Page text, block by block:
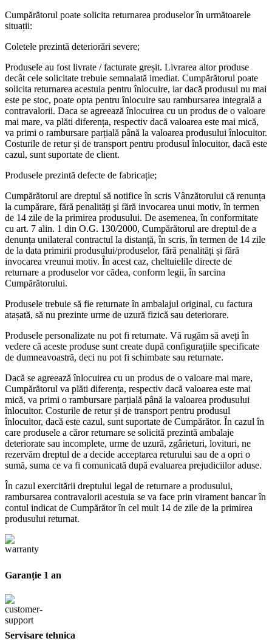
Cumpărătorul poate solicita returnarea produselor în următoarele
situații:
Coletele prezintă deteriorări severe;
Produsele au fost livrate / facturate greșit. Livrarea altor produse
decât cele solicitate trebuie semnalată imediat. Cumpărătorul poate
solicita returnarea acestuia pentru înlocuire, iar dacă produsul nu mai
este pe stoc, poate opta pentru înlocuire sau rambursarea integrală a
contravalorii. Daca se agreează înlocuirea cu un produs de o valoare
mai mare, va plăti diferența, respectiv dacă valoarea este mai mică,
va primi o rambursare parțială până la valoarea produsului înlocuitor.
Costurile de retur și de transport pentru produsul înlocuitor, dacă este
cazul, sunt suportate de client.
Produsele prezintă defecte de fabricație;
Cumpărătorul are dreptul să notifice în scris Vânzătorului că renunța
la cumpărare, fără penalități şi fără invocarea unui motiv, în termen
de 14 zile de la primirea produsului. De asemenea, în conformitate
cu art. 7 alin. 1 din O.G. 130/2000, Cumpărătorul are dreptul de a
denunța unilateral contractul la distanță, în scris, în termen de 14 zile
de la data primirii produsului/produselor, fără penalități și fără
invocarea vreunui motiv. În acest caz, cheltuielile directe de
returnare a produselor vor cădea, conform legii, în sarcina
Cumpărătorului.
Produsele trebuie să fie returnate în ambalajul original, cu factura
atașată, să nu prezinte urme de uzură fizică sau deteriorare.
Produsele personalizate nu pot fi returnate. Vă rugăm să aveți în
vedere că aceste produse sunt create după configurațiile specificate
de dumneavoastră, deci nu pot fi schimbate sau returnate.
Dacă se agreează înlocuirea cu un produs de o valoare mai mare,
Cumpărătorul va plăti diferența, respectiv dacă valoarea este mai
mică, va primi o rambursare parțială până la valoarea produsului
înlocuitor. Costurile de retur și de transport pentru produsul
înlocuitor, dacă este cazul, sunt suportate de Cumpărător. În cazul în
care produsele a căror returnare se solicită prezintă ambalaje
deteriorate sau incomplete, urme de uzură, zgârieturi, lovituri, ne
rezervăm dreptul de a decide acceptarea returului sau de a opri o
sumă, suma ce va fi comunicată după evaluarea prejudiciilor aduse.
În cazul exercitării dreptului legal de returnare a produsului,
rambursarea contravalorii acestuia se va face prin virament bancar în
contul indicat de Cumpărător în cel mult 14 de zile de la primirea
produsului returnat.
Garanție 1 an
Servisare tehnica